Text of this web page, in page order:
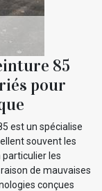
85
pour
est un spécialise
souvent les
les
de mauvaises
conçues